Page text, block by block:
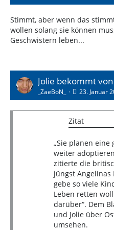
Stimmt, aber wenn das
wollen solang sie können
Geschwistern leben...
Jolie bekommt
_ZaeBoN_ 23. Januar
Zitat
„Sie planen eine
weiter
zitierte die
jüngst Angelinas
gebe so viele
Leben retten
darüber“. Dem
und Jolie über
umsehen.